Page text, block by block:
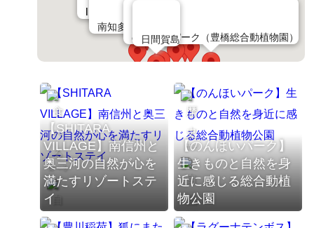
わんわん動物園
日間賀島
安城産業文化公園デンパーク
のんほいパーク（豊橋総合動植物園）
南知多ビーチランド
佐久島
食べる
【SHITARA
VILLAGE】南信州と
奥三河の自然が心を
満たすリゾートステ
イ
歴史
自然
【のんほいパーク】
生きものと自然を身
近に感じる総合動植
物公園